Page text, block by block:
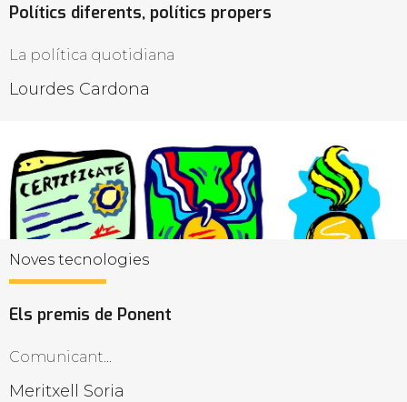
Polítics diferents, polítics propers
La política quotidiana
Lourdes Cardona
Noves tecnologies
Els premis de Ponent
Comunicant...
Meritxell Soria